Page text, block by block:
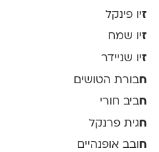
זיו פינקל
זיו שמח
זיו שניידר
חבורת הטושים
חביב חורי
ח גית פרנקל
חובב אופנהיים